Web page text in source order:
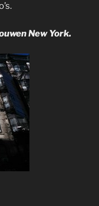
New York.